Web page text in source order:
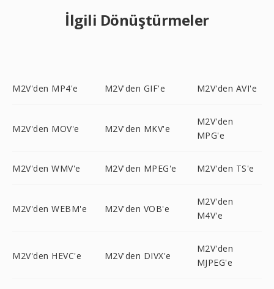
İlgili Dönüştürmeler
M2V'den MP4'e M2V'den GIF'e M2V'den AVI'e
M2V'den MOV'e M2V'den MKV'e
M2V'den
MPG'e
M2V'den WMV'e M2V'den MPEG'e M2V'den TS'e
M2V'den WEBM'e M2V'den VOB'e
M2V'den
M4V'e
M2V'den HEVC'e M2V'den DIVX'e
M2V'den
MJPEG'e